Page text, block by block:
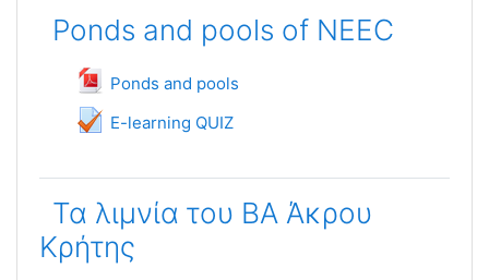
Uvod
Ponds and pools of NEEC
Ponds and pools
Datoteka
E-learning QUIZ
Test
Τα λιμνία του ΒΑ Άκρου
Κρήτης